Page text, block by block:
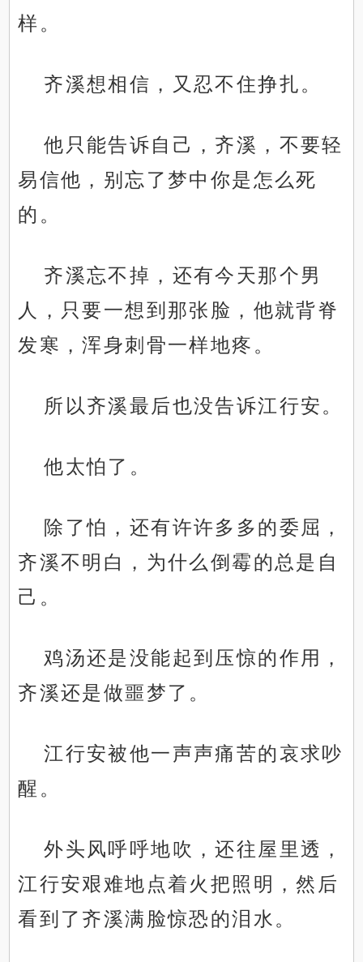
样。
齐溪想相信，又忍不住挣扎。
他只能告诉自己，齐溪，不要轻
易信他，别忘了梦中你是怎么死
的。
齐溪忘不掉，还有今天那个男
人，只要一想到那张脸，他就背脊
发寒，浑身刺骨一样地疼。
所以齐溪最后也没告诉江行安。
他太怕了。
除了怕，还有许许多多的委屈，
齐溪不明白，为什么倒霉的总是自
己。
鸡汤还是没能起到压惊的作用，
齐溪还是做噩梦了。
江行安被他一声声痛苦的哀求吵
醒。
外头风呼呼地吹，还往屋里透，
江行安艰难地点着火把照明，然后
看到了齐溪满脸惊恐的泪水。